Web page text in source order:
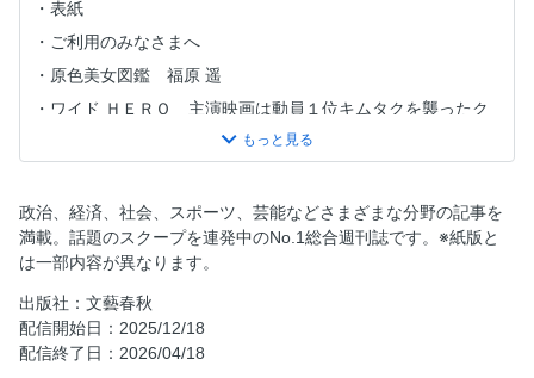
表紙
ご利用のみなさまへ
原色美女図鑑 福原 遥
ワイド ＨＥＲＯ 主演映画は動員１位キムタクを襲ったク
上戸彩“芸能界の母”が明かす毎週電話と料理特訓
野村萬斎がＴＢＳ女子アナ娘の人事に口出し致して候
「同部屋ＮＧ」ＡＫＢ篠田麻里子が“ぼっち姫”になった
THIS WEEK
野球の言葉学 佐々木朗希 ロサンゼルス・ドジャース
師匠はつらいよ 杉本昌隆
つだぶん 津田健次郎
政治、経済、社会、スポーツ、芸能などさまざまな分野の記事を
満載。話題のスクープを連発中のNo.1総合週刊誌です。※紙版と
は一部内容が異なります。
出版社：文藝春秋
配信開始日：2025/12/18
配信終了日：2026/04/18